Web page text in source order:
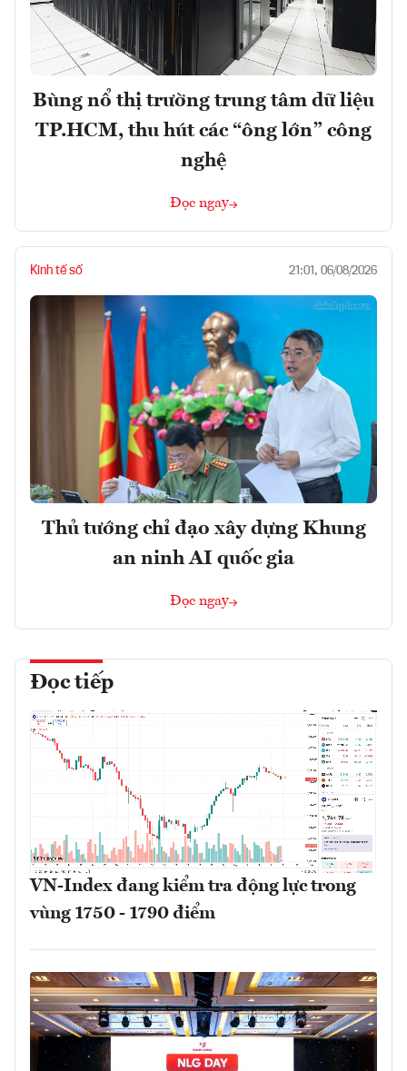
Bùng nổ thị trường trung tâm dữ liệu
TP.HCM, thu hút các “ông lớn” công
nghệ
Đọc ngay
Kinh tế số 21:01, 06/08/2026
Thủ tướng chỉ đạo xây dựng Khung
an ninh AI quốc gia
Đọc ngay
Đọc tiếp
VN-Index đang kiểm tra động lực trong
vùng 1750 - 1790 điểm